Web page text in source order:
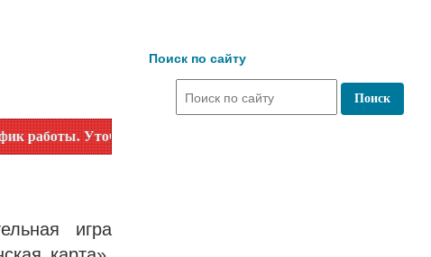
время работы по номеру телефона или на сайте в
игра
Поиск по сайту